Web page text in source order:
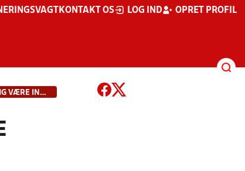
KONTAKT OS LOG IND OPRET PROFIL
FODBOLDENS LYDE KAN ALDRIG VÆRE INDUSTRISTØJ